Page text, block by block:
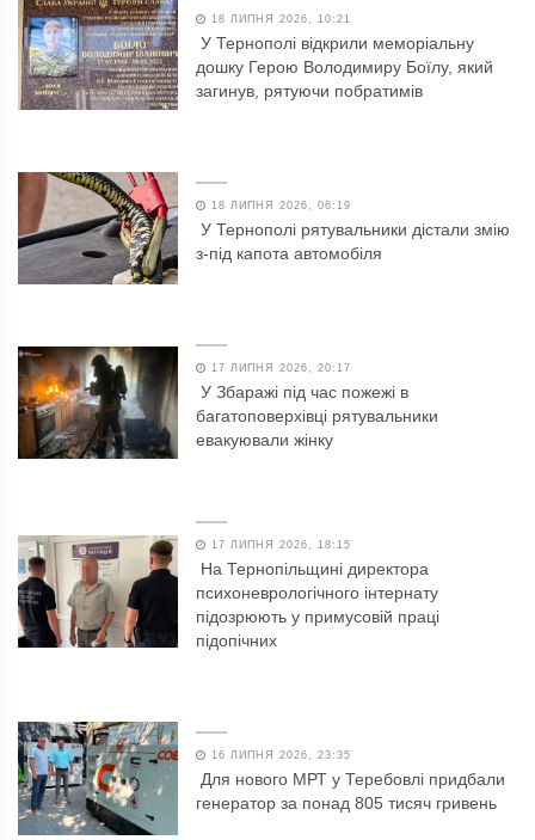
18 ЛИПНЯ 2026, 10:21
У Тернополі відкрили меморіальну
дошку Герою Володимиру Боїлу, який
загинув, рятуючи побратимів
18 ЛИПНЯ 2026, 06:19
У Тернополі рятувальники дістали змію
з-під капота автомобіля
17 ЛИПНЯ 2026, 20:17
У Збаражі під час пожежі в
багатоповерхівці рятувальники
евакуювали жінку
17 ЛИПНЯ 2026, 18:15
На Тернопільщині директора
психоневрологічного інтернату
підозрюють у примусовій праці
підопічних
16 ЛИПНЯ 2026, 23:35
Для нового МРТ у Теребовлі придбали
генератор за понад 805 тисяч гривень